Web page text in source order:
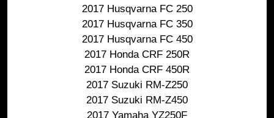
2017 Husqvarna FC 250
2017 Husqvarna FC 350
2017 Husqvarna FC 450
2017 Honda CRF 250R
2017 Honda CRF 450R
2017 Suzuki RM-Z250
2017 Suzuki RM-Z450
2017 Yamaha YZ250F